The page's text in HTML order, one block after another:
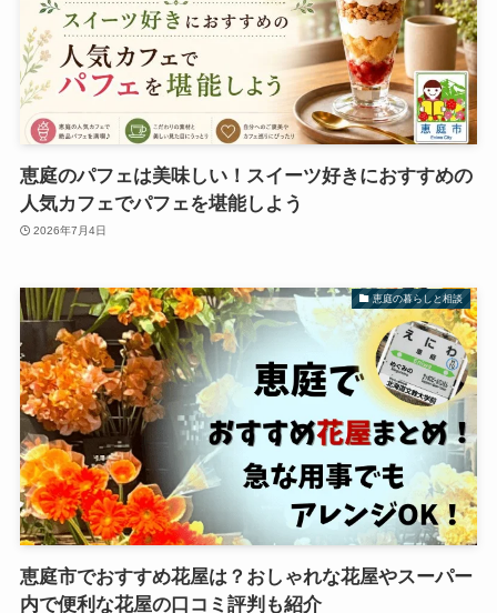
恵庭のパフェは美味しい！スイーツ好きにおすすめの
人気カフェでパフェを堪能しよう
2026年7月4日
恵庭の暮らしと相談
恵庭市でおすすめ花屋は？おしゃれな花屋やスーパー
内で便利な花屋の口コミ評判も紹介